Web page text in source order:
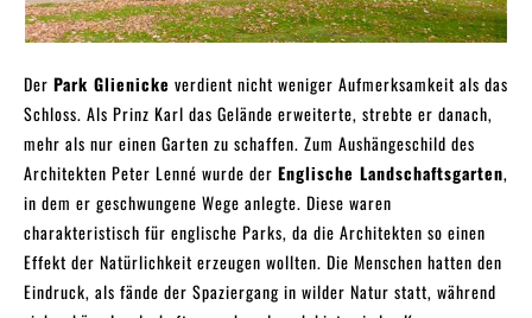
Der Park Glienicke verdient nicht weniger Aufmerksamkeit als das
Schloss. Als Prinz Karl das Gelände erweiterte, strebte er danach,
mehr als nur einen Garten zu schaffen. Zum Aushängeschild des
Architekten Peter Lenné wurde der Englische Landschaftsgarten,
in dem er geschwungene Wege anlegte. Diese waren
charakteristisch für englische Parks, da die Architekten so einen
Effekt der Natürlichkeit erzeugen wollten. Die Menschen hatten den
Eindruck, als fände der Spaziergang in wilder Natur statt, während